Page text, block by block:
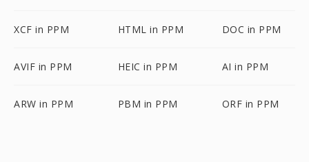
XCF in PPM HTML in PPM DOC in PPM
AVIF in PPM HEIC in PPM AI in PPM
ARW in PPM PBM in PPM ORF in PPM